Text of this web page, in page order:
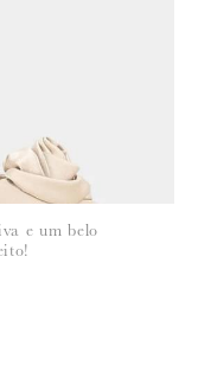
e um belo